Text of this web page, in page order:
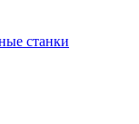
станки